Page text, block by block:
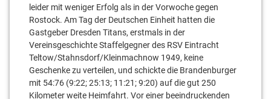
leider mit weniger Erfolg als in der Vorwoche gegen
Rostock. Am Tag der Deutschen Einheit hatten die
Gastgeber Dresden Titans, erstmals in der
Vereinsgeschichte Staffelgegner des RSV Eintracht
Teltow/Stahnsdorf/Kleinmachnow 1949, keine
Geschenke zu verteilen, und schickte die Brandenburger
mit 54:76 (9:22; 25:13; 11:21; 9:20) auf die gut 250
Kilometer weite Heimfahrt. Vor einer beeindruckenden